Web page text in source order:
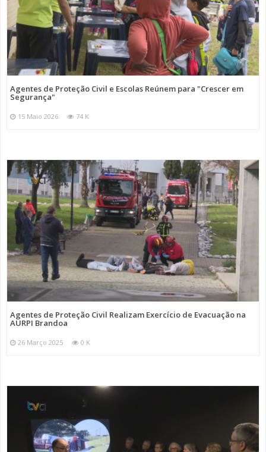
Agentes de Proteção Civil e Escolas Reúnem para "Crescer em
Segurança"
15 Maio 2026 74 K
Agentes de Proteção Civil Realizam Exercício de Evacuação na
AURPI Brandoa
26 Março 2025 0 K